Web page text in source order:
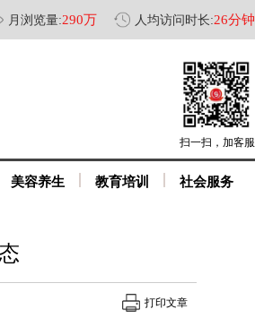
月浏览量:290万 人均访问时长:26分钟
扫一扫，加客服
美容养生 教育培训 社会服务
打印文章